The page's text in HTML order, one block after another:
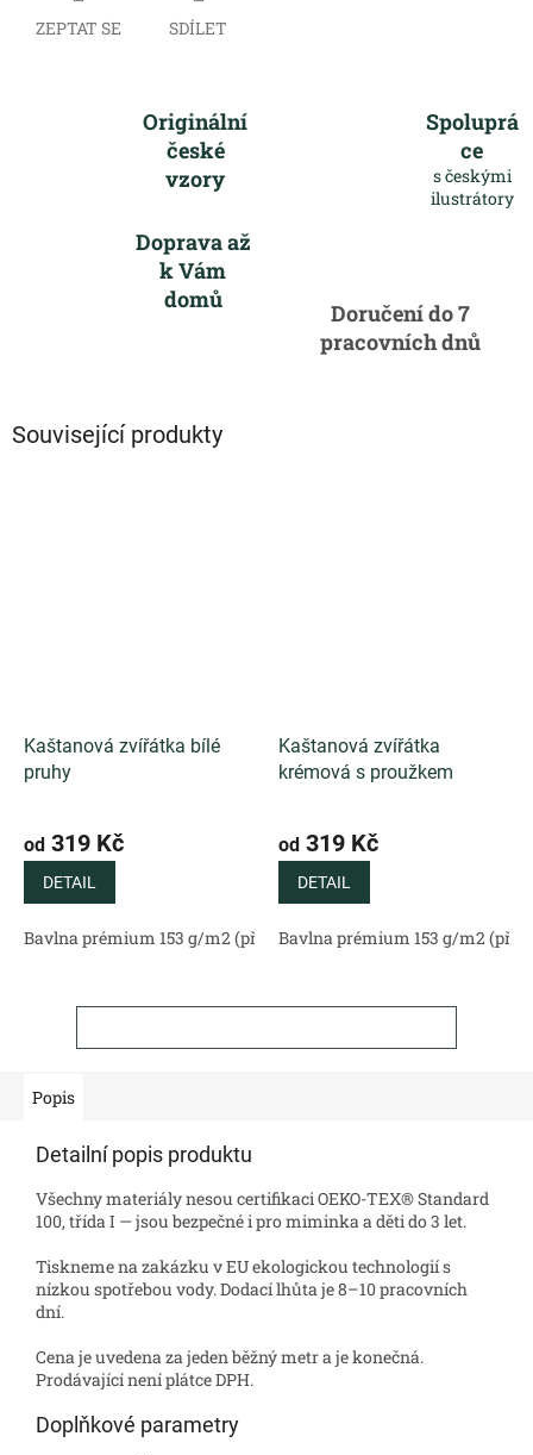
ZEPTAT SE SDÍLET
Originální
české
vzory
Spoluprá
ce
s českými
ilustrátory
Doprava až
k Vám
domů
Doručení do 7
pracovních dnů
Související produkty
Kaštanová zvířátka bílé
pruhy
od 319 Kč
DETAIL
Bavlna prémium 153 g/m2 (přírodní) Bavlněný satén 130 g/
Kaštanová zvířátka
krémová s proužkem
od 319 Kč
DETAIL
Bavlna prémium 153 g/m2
Popis
Detailní popis produktu
Všechny materiály nesou certifikaci OEKO-TEX® Standard
100, třída I — jsou bezpečné i pro miminka a děti do 3 let.
Tiskneme na zakázku v EU ekologickou technologií s
nízkou spotřebou vody. Dodací lhůta je 8–10 pracovních
dní.
Cena je uvedena za jeden běžný metr a je konečná.
Prodávající není plátce DPH.
Doplňkové parametry